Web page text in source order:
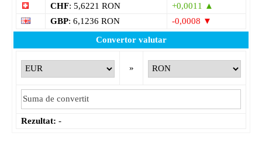
CHF: 5,6221 RON
+0,0011 ▲
GBP: 6,1236 RON
-0,0008 ▼
Convertor valutar
»
Rezultat: -